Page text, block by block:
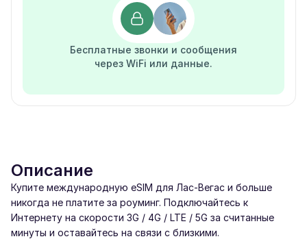
Бесплатные звонки и сообщения
через WiFi или данные.
Описание
Купите международную eSIM для Лас-Вегас и больше
никогда не платите за роуминг. Подключайтесь к
Интернету на скорости 3G / 4G / LTE / 5G за считанные
минуты и оставайтесь на связи с близкими.